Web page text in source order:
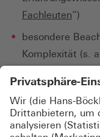
Fachleuten“)
besondere
Komplexität (s.
Im Zentrum des
Empfehlung,